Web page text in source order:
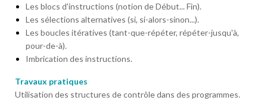
Les blocs d'instructions (notion de Début... Fin).
Les sélections alternatives (si, si-alors-sinon...).
Les boucles itératives (tant-que-répéter, répéter-jusqu'à,
pour-de-à).
Imbrication des instructions.
Travaux pratiques
Utilisation des structures de contrôle dans des programmes.